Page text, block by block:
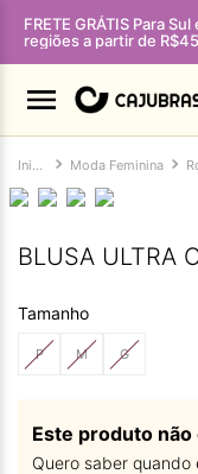
FRETE GRÁTIS Para
regiões a partir de
Moda Feminina
BLUSA ULTRA
Tamanho
P M G
Este produto
Quero saber quando